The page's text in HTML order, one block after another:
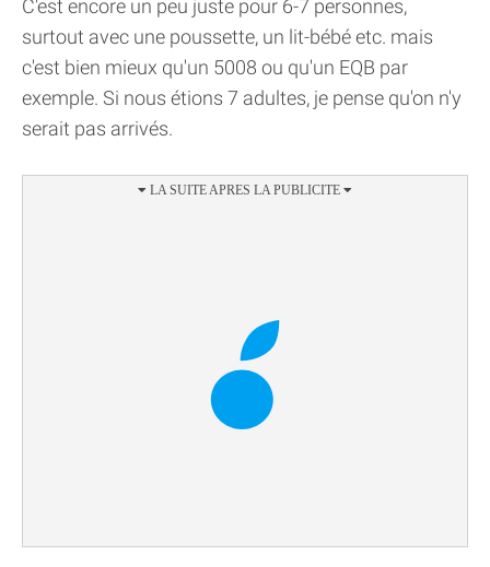
C'est encore un peu juste pour 6-7 personnes,
surtout avec une poussette, un lit-bébé etc. mais
c'est bien mieux qu'un 5008 ou qu'un EQB par
exemple. Si nous étions 7 adultes, je pense qu'on n'y
serait pas arrivés.